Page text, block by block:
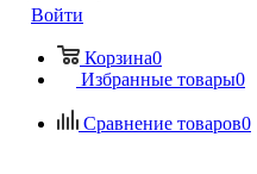
Войти
Корзина0
Избранные товары0
Сравнение товаров0